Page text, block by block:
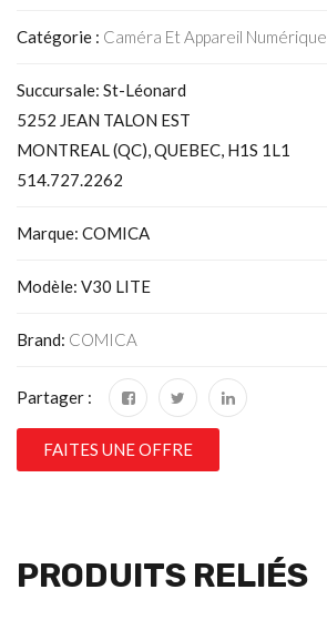
Catégorie : Caméra Et Appareil Numérique
Succursale: St-Léonard
5252 JEAN TALON EST
MONTREAL (QC), QUEBEC, H1S 1L1
514.727.2262
Marque: COMICA
Modèle: V30 LITE
Brand: COMICA
Partager :
FAITES UNE OFFRE
PRODUITS RELIÉS